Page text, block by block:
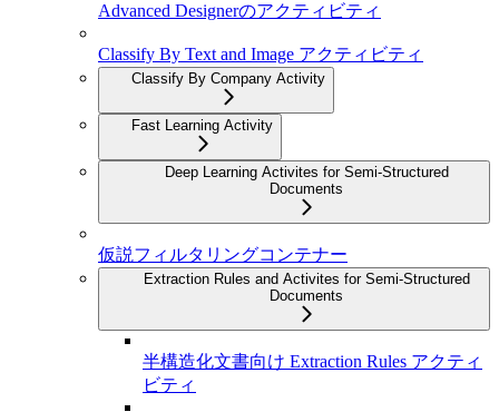
Advanced Designerのアクティビティ
Classify By Text and Image アクティビティ
Classify By Company Activity
Fast Learning Activity
Deep Learning Activites for Semi-Structured
Documents
仮説フィルタリングコンテナー
Extraction Rules and Activites for Semi-Structured
Documents
半構造化文書向け Extraction Rules アクティ
ビティ